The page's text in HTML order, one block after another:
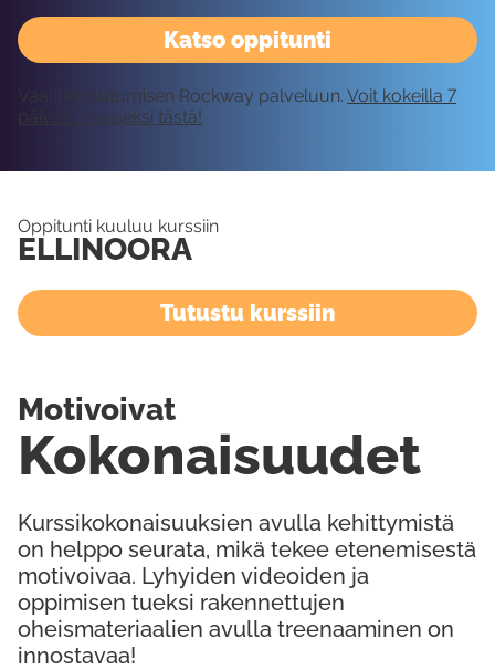
Katso oppitunti
Vaatii kirjautumisen Rockway palveluun. Voit kokeilla 7
päivää ilmaiseksi tästä!
Oppitunti kuuluu kurssiin
ELLINOORA
Tutustu kurssiin
Kurssikokonaisuuksien avulla kehittymistä
on helppo seurata, mikä tekee etenemisestä
motivoivaa. Lyhyiden videoiden ja
oppimisen tueksi rakennettujen
oheismateriaalien avulla treenaaminen on
innostavaa!
Kokonaisuudet
Motivoivat